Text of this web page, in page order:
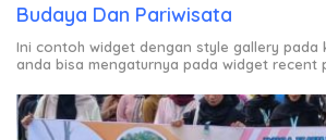
Budaya Dan Pariwisata
Ini contoh widget dengan style gallery pada
anda bisa mengaturnya pada widget recent